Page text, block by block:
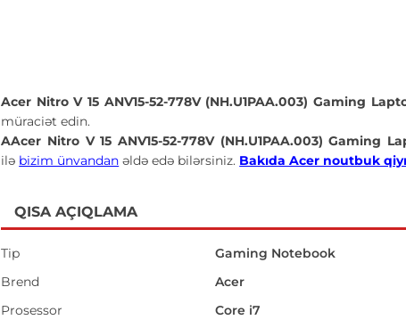
Acer Nitro V 15 ANV15-52-778V (NH.U1PAA.003) Gaming
müraciət edin.
AAcer Nitro V 15 ANV15-52-778V (NH.U1PAA.003) Gaming
ilə bizim ünvandan əldə edə bilərsiniz. Bakıda Acer noutbuk
QISA AÇIQLAMA
Tip
Gaming Notebook
Brend
Acer
Prosessor
Core i7